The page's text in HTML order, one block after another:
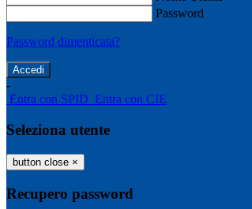
Password
Password dimenticata?
-
Entra con SPID Entra con CIE
Seleziona utente
button close ×
Recupero password